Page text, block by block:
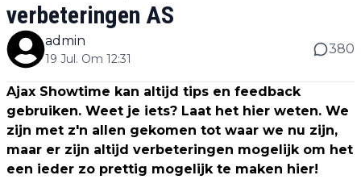
verbeteringen AS
admin
19 Jul. Om 12:31
380
Ajax Showtime kan altijd tips en feedback
gebruiken. Weet je iets? Laat het hier weten. We
zijn met z'n allen gekomen tot waar we nu zijn,
maar er zijn altijd verbeteringen mogelijk om het
een ieder zo prettig mogelijk te maken hier!